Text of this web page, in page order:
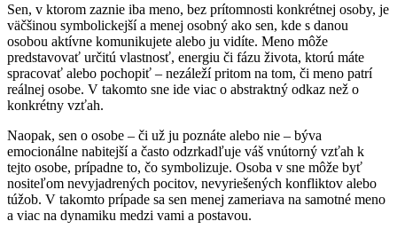
Sen, v ktorom zaznie iba meno, bez prítomnosti konkrétnej osoby, je
väčšinou symbolickejší a menej osobný ako sen, kde s danou
osobou aktívne komunikujete alebo ju vidíte. Meno môže
predstavovať určitú vlastnosť, energiu či fázu života, ktorú máte
spracovať alebo pochopiť – nezáleží pritom na tom, či meno patrí
reálnej osobe. V takomto sne ide viac o abstraktný odkaz než o
konkrétny vzťah.
Naopak, sen o osobe – či už ju poznáte alebo nie – býva
emocionálne nabitejší a často odzrkadľuje váš vnútorný vzťah k
tejto osobe, prípadne to, čo symbolizuje. Osoba v sne môže byť
nositeľom nevyjadrených pocitov, nevyriešených konfliktov alebo
túžob. V takomto prípade sa sen menej zameriava na samotné meno
a viac na dynamiku medzi vami a postavou.